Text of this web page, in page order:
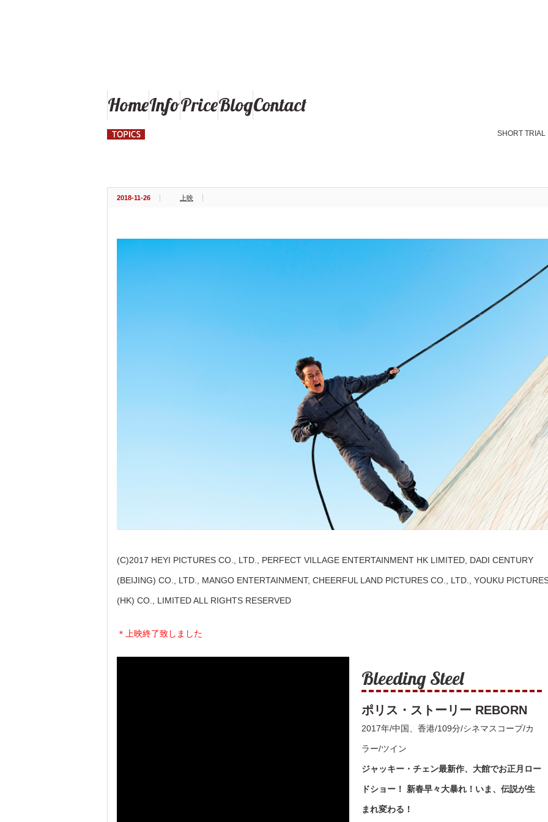
HomeInfoPriceBlogContact
SHORT TRIAL PROJECT
2018-11-26 上映
(C)2017 HEYI PICTURES CO., LTD., PERFECT VILLAGE ENTERTAINMENT HK LIMITED, DADI CENTURY
(BEIJING) CO., LTD., MANGO ENTERTAINMENT, CHEERFUL LAND PICTURES CO., LTD., YOUKU
(HK) CO., LIMITED ALL RIGHTS RESERVED
＊上映終了致しました
Bleeding Steel
ポリス・ストーリー REBORN
2017年/中国、香港/109分/シネマスコープ/カ
ラー/ツイン
ジャッキー・チェン最新作、大館でお正月ロー
ドショー！ 新春早々大暴れ！いま、伝説が生
まれ変わる！